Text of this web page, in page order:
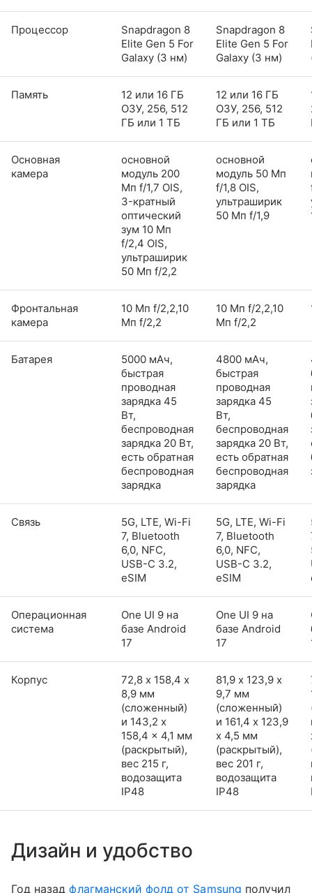
Процессор
Snapdragon 8
Elite Gen 5 For
Galaxy (3 нм)
Snapdragon 8
Elite Gen 5 For
Galaxy (3 нм)
Память
12 или 16 ГБ
ОЗУ, 256, 512
ГБ или 1 ТБ
12 или 16 ГБ
ОЗУ, 256, 512
ГБ или 1 ТБ
Основная
камера
основной
модуль 200
Мп f/1,7 OIS,
3-кратный
оптический
зум 10 Мп
f/2,4 OIS,
ультраширик
50 Мп f/2,2
основной
модуль 50 Мп
f/1,8 OIS,
ультраширик
50 Мп f/1,9
Фронтальная
камера
10 Мп f/2,2,10
Мп f/2,2
10 Мп f/2,2,10
Мп f/2,2
Батарея
5000 мАч,
быстрая
проводная
зарядка 45
Вт,
беспроводная
зарядка 20 Вт,
есть обратная
беспроводная
зарядка
4800 мАч,
быстрая
проводная
зарядка 45
Вт,
беспроводная
зарядка 20 Вт,
есть обратная
беспроводная
зарядка
Связь
5G, LTE, Wi-Fi
7, Bluetooth
6,0, NFC,
USB-C 3.2,
eSIM
5G, LTE, Wi-Fi
7, Bluetooth
6,0, NFC,
USB-C 3.2,
eSIM
Операционная
система
One UI 9 на
базе Android
17
One UI 9 на
базе Android
17
Корпус
72,8 х 158,4 х
8,9 мм
(сложенный)
и 143,2 x
158,4 x 4,1 мм
(раскрытый),
вес 215 г,
водозащита
IP48
81,9 х 123,9 х
9,7 мм
(сложенный)
и 161,4 x 123,9
x 4,5 мм
(раскрытый),
вес 201 г,
водозащита
IP48
Дизайн и удобство
Год назадфлагманский фолд от Samsung получил